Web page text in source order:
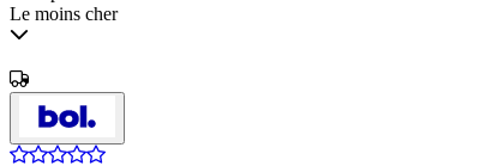
Le moins cher